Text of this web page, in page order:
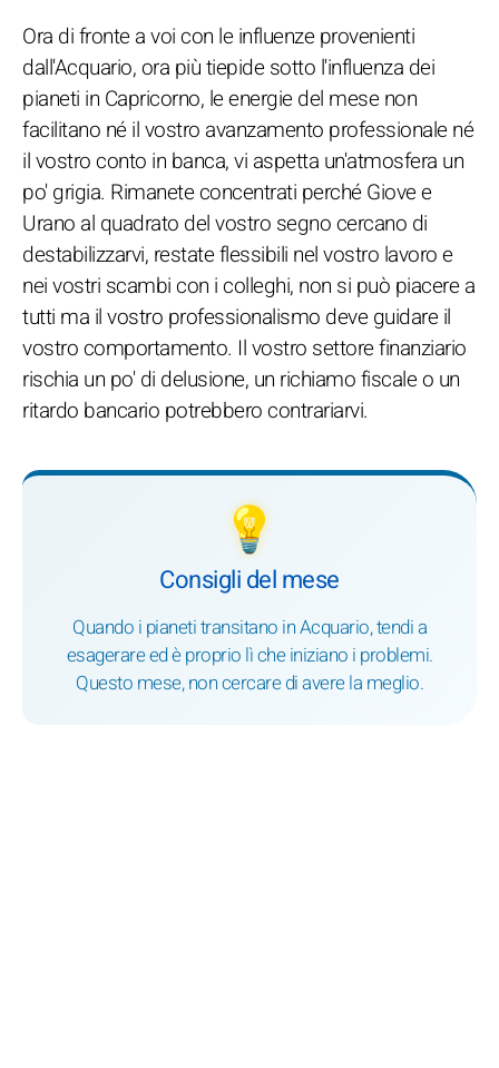
Ora di fronte a voi con le influenze provenienti
dall'Acquario, ora più tiepide sotto l'influenza dei
pianeti in Capricorno, le energie del mese non
facilitano né il vostro avanzamento professionale né
il vostro conto in banca, vi aspetta un'atmosfera un
po' grigia. Rimanete concentrati perché Giove e
Urano al quadrato del vostro segno cercano di
destabilizzarvi, restate flessibili nel vostro lavoro e
nei vostri scambi con i colleghi, non si può piacere a
tutti ma il vostro professionalismo deve guidare il
vostro comportamento. Il vostro settore finanziario
rischia un po' di delusione, un richiamo fiscale o un
ritardo bancario potrebbero contrariarvi.
💡
Consigli del mese
Quando i pianeti transitano in Acquario, tendi a
esagerare ed è proprio lì che iniziano i problemi.
Questo mese, non cercare di avere la meglio.